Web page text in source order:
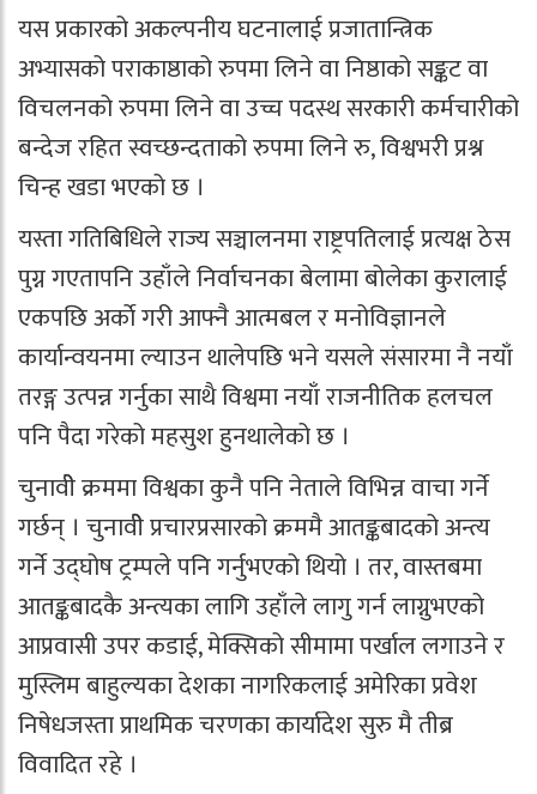
यस प्रकारको अकल्पनीय घटनालाई प्रजातान्त्रिक
अभ्यासको पराकाष्ठाको रुपमा लिने वा निष्ठाको सङ्कट वा
विचलनको रुपमा लिने वा उच्च पदस्थ सरकारी कर्मचारीको
बन्देज रहित स्वच्छन्दताको रुपमा लिने रु, विश्वभरी प्रश्न
चिन्ह खडा भएको छ ।
यस्ता गतिबिधिले राज्य सञ्चालनमा राष्ट्रपतिलाई प्रत्यक्ष ठेस
पुग्न गएतापनि उहाँले निर्वाचनका बेलामा बोलेका कुरालाई
एकपछि अर्काे गरी आफ्नै आत्मबल र मनोविज्ञानले
कार्यान्वयनमा ल्याउन थालेपछि भने यसले संसारमा नै नयाँ
तरङ्ग उत्पन्न गर्नुका साथै विश्वमा नयाँ राजनीतिक हलचल
पनि पैदा गरेको महसुश हुनथालेको छ ।
चुनावीे क्रममा विश्वका कुनै पनि नेताले विभिन्न वाचा गर्ने
गर्छन् । चुनावीे प्रचारप्रसारको क्रममै आतङ्कबादको अन्त्य
गर्ने उद्घोष ट्रम्पले पनि गर्नुभएको थियो । तर, वास्तबमा
आतङ्कबादकै अन्त्यका लागि उहाँले लागु गर्न लाग्नुभएको
आप्रवासी उपर कडाई, मेक्सिको सीमामा पर्खाल लगाउने र
मुस्लिम बाहुल्यका देशका नागरिकलाई अमेरिका प्रवेश
निषेधजस्ता प्राथमिक चरणका कार्यादेश सुरु मै तीब्र
विवादित रहे ।